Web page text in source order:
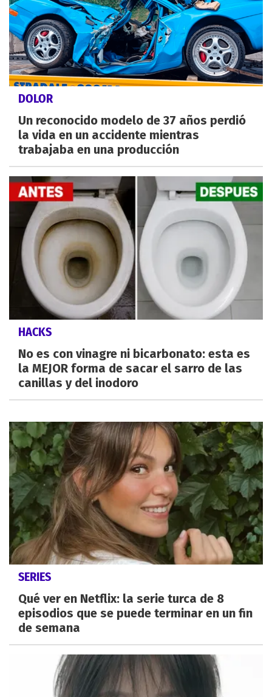
DOLOR
Un reconocido modelo de 37 años perdió
la vida en un accidente mientras
trabajaba en una producción
HACKS
No es con vinagre ni bicarbonato: esta es
la MEJOR forma de sacar el sarro de las
canillas y del inodoro
SERIES
Qué ver en Netflix: la serie turca de 8
episodios que se puede terminar en un fin
de semana